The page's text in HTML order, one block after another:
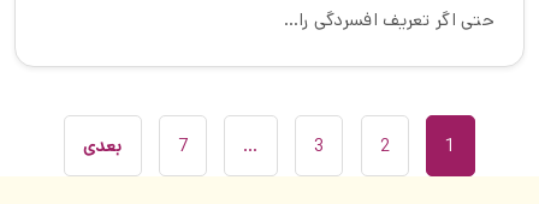
حتی اگر تعریف افسردگی را…
ناوبری
صفحه
1
2
3
…
7 بعدی